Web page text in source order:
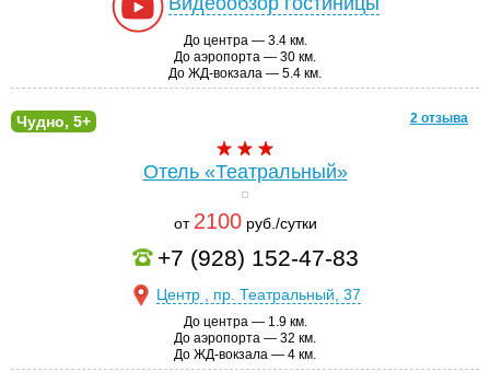
До центра — 3.4 км.
До аэропорта — 30 км.
До ЖД-вокзала — 5.4 км.
2 отзыва
Чудно, 5+
Отель «Театральный»
от 2100руб./сутки
+7 (928) 152-47-83
Центр , пр. Театральный, 37
До центра — 1.9 км.
До аэропорта — 32 км.
До ЖД-вокзала — 4 км.